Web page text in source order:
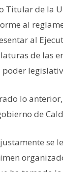
Titular de la
al
al
de las
poder
lo
de
se